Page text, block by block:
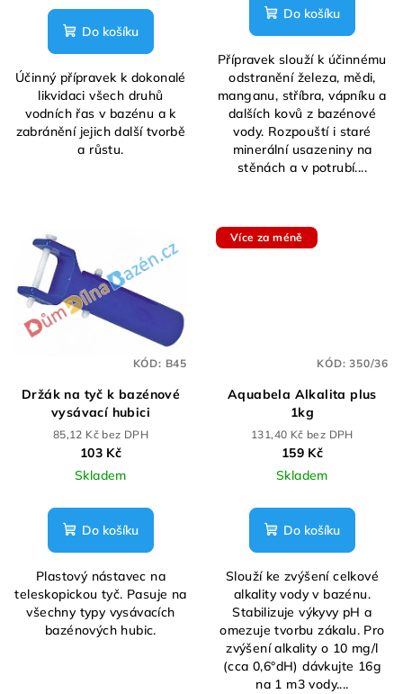
Do košíku
Účinný přípravek k dokonalé
likvidaci všech druhů
vodních řas v bazénu a k
zabránění jejich další tvorbě
a růstu.
Do košíku
Přípravek slouží k účinnému
odstranění železa, mědi,
manganu, stříbra, vápníku a
dalších kovů z bazénové
vody. Rozpouští i staré
minerální usazeniny na
stěnách a v potrubí....
Držák na tyč k bazénové
vysávací hubici
85,12 Kč bez DPH
103 Kč
Skladem
Do košíku
Plastový nástavec na
teleskopickou tyč. Pasuje na
všechny typy vysávacích
bazénových hubic.
KÓD: B45
Více za méně
Aquabela Alkalita plus
1kg
131,40 Kč bez DPH
159 Kč
Skladem
Do košíku
Slouží ke zvýšení celkové
alkality vody v bazénu.
Stabilizuje výkyvy pH a
omezuje tvorbu zákalu. Pro
zvýšení alkality o 10 mg/l
(cca 0,6°dH) dávkujte 16g
na 1 m3 vody....
KÓD:350/36